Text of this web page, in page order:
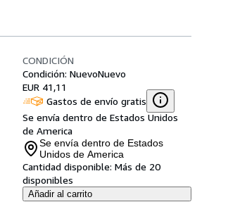
CONDICIÓN
Condición: NuevoNuevo
EUR 41,11
Gastos de envío gratis
Se envía dentro de Estados Unidos
de America
Se envía dentro de Estados
Unidos de America
Cantidad disponible: Más de 20
disponibles
Añadir al carrito